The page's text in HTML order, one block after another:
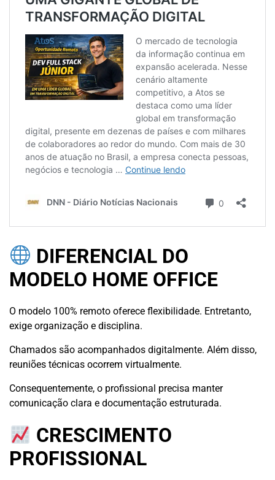
DIFERENCIAL DO
MODELO HOME OFFICE
O modelo 100% remoto oferece flexibilidade. Entretanto,
exige organização e disciplina.
Chamados são acompanhados digitalmente. Além disso,
reuniões técnicas ocorrem virtualmente.
Consequentemente, o profissional precisa manter
comunicação clara e documentação estruturada.
CRESCIMENTO
PROFISSIONAL